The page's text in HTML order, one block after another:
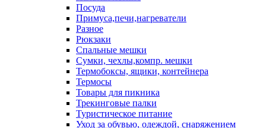
Посуда
Примуса,печи,нагреватели
Разное
Рюкзаки
Спальные мешки
Сумки, чехлы,компр. мешки
Термобоксы, ящики, контейнера
Термосы
Товары для пикника
Трекинговые палки
Туристическое питание
Уход за обувью, одеждой, снаряжением